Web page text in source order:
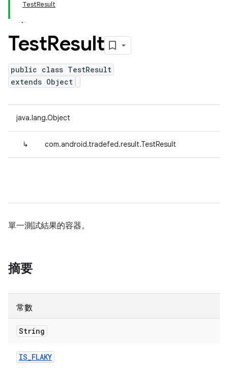
TestResult
TestResult
public class TestResult
extends Object
java.lang.Object
↳ com.android.tradefed.result.TestResult
單一測試結果的容器。
摘要
常數
String
IS_FLAKY